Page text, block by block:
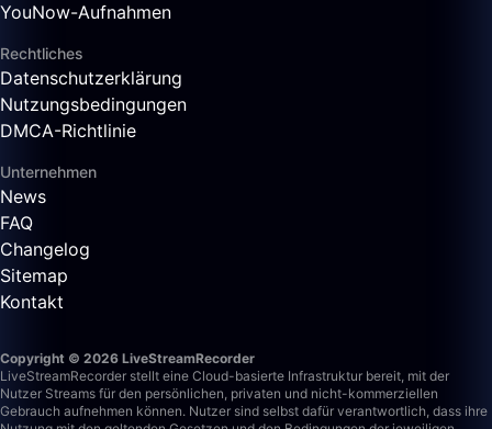
YouNow-Aufnahmen
Rechtliches
Datenschutzerklärung
Nutzungsbedingungen
DMCA-Richtlinie
Unternehmen
News
FAQ
Changelog
Sitemap
Kontakt
Copyright © 2026 LiveStreamRecorder
LiveStreamRecorder stellt eine Cloud-basierte Infrastruktur bereit, mit der
Nutzer Streams für den persönlichen, privaten und nicht-kommerziellen
Gebrauch aufnehmen können. Nutzer sind selbst dafür verantwortlich, dass ihre